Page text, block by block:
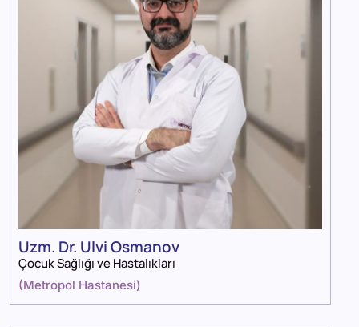
Uzm. Dr. Ulvi Osmanov
Çocuk Sağlığı ve Hastalıkları
(Metropol Hastanesi)